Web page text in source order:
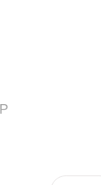
50/60Hz